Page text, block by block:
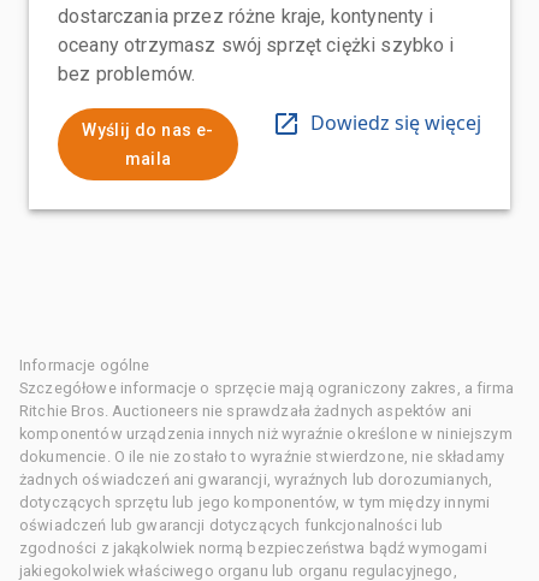
dostarczania przez różne kraje, kontynenty i
oceany otrzymasz swój sprzęt ciężki szybko i
bez problemów.
Wyślij do nas e-
maila
Dowiedz się więcej
Informacje ogólne
Szczegółowe informacje o sprzęcie mają ograniczony zakres, a firma
Ritchie Bros. Auctioneers nie sprawdzała żadnych aspektów ani
komponentów urządzenia innych niż wyraźnie określone w niniejszym
dokumencie. O ile nie zostało to wyraźnie stwierdzone, nie składamy
żadnych oświadczeń ani gwarancji, wyraźnych lub dorozumianych,
dotyczących sprzętu lub jego komponentów, w tym między innymi
oświadczeń lub gwarancji dotyczących funkcjonalności lub
zgodności z jakąkolwiek normą bezpieczeństwa bądź wymogami
jakiegokolwiek właściwego organu lub organu regulacyjnego,